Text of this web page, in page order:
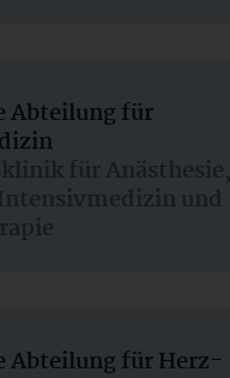
Abteilung für
für Anästhesie,
und
Abteilung für Herz-